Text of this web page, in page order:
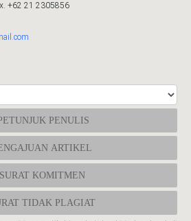
+62 21 2305856
PENULIS
ARTIKEL
SURAT KOMITMEN
TIDAK PLAGIAT